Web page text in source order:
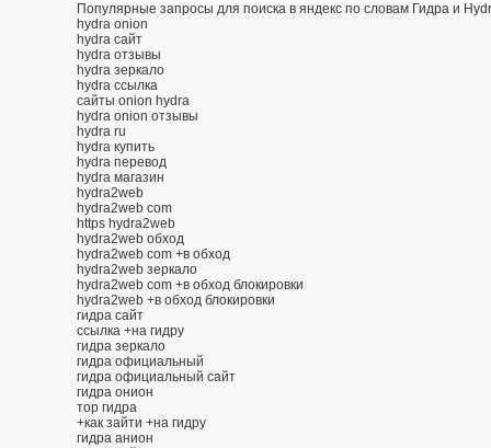
Популярные запросы для поиска в яндекс по словам Гидра и
hydra onion
hydra сайт
hydra отзывы
hydra зеркало
hydra ссылка
сайты onion hydra
hydra onion отзывы
hydra ru
hydra купить
hydra перевод
hydra магазин
hydra2web
hydra2web com
https hydra2web
hydra2web обход
hydra2web com +в обход
hydra2web зеркало
hydra2web com +в обход блокировки
hydra2web +в обход блокировки
гидра сайт
ссылка +на гидру
гидра зеркало
гидра официальный
гидра официальный сайт
гидра онион
тор гидра
+как зайти +на гидру
гидра анион